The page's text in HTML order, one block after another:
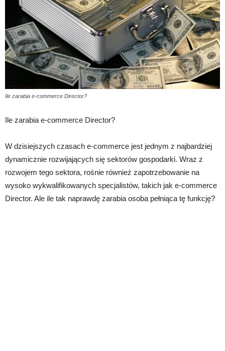
Ile zarabia e-commerce Director?
Ile zarabia e-commerce Director?
W dzisiejszych czasach e-commerce jest jednym z najbardziej
dynamicznie rozwijających się sektorów gospodarki. Wraz z
rozwojem tego sektora, rośnie również zapotrzebowanie na
wysoko wykwalifikowanych specjalistów, takich jak e-commerce
Director. Ale ile tak naprawdę zarabia osoba pełniąca tę funkcję?